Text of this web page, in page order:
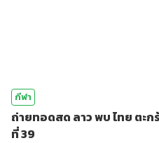
กีฬา
ถ่ายทอดสด ลาว พบ ไทย ตะ
ที่ 39